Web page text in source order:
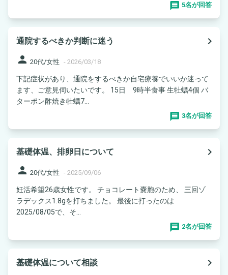
5名が回答
通院するべきか判断に迷う
navigate_next
person 20代/女性 - 2026/03/18
下記症状があり、通院をするべきか自宅療養でいいか迷って
ます、ご意見伺いたいです。 15日 9時半食事 生牡蠣4個 バ
ターポン酢焼き牡蠣7...
3名が回答
基礎体温、排卵日について
navigate_next
person 20代/女性 - 2025/09/06
妊活希望26歳女性です。 チョコレート嚢胞のため、 三回ゾ
ラデックス1.8gを打ちました。 最後に打ったのは
2025/08/05で、そ...
2名が回答
基礎体温について相談
navigate_next